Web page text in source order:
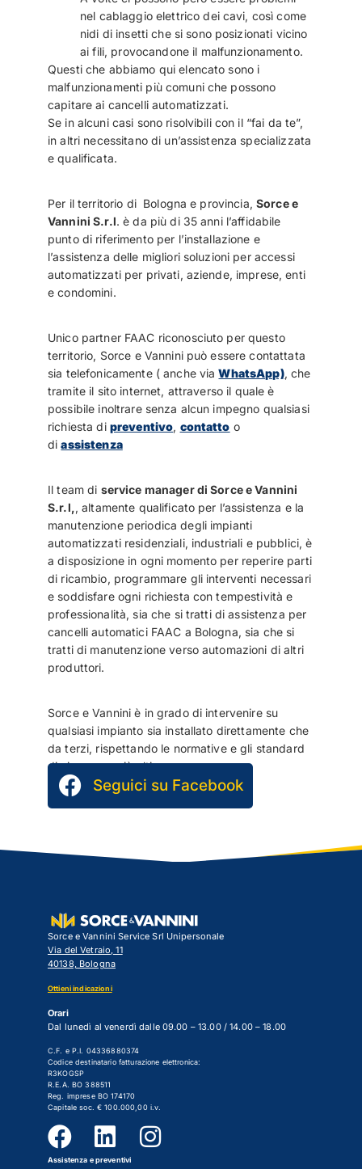
nel cablaggio elettrico dei cavi, così come
nidi di insetti che si sono posizionati vicino
ai fili, provocandone il malfunzionamento.
Questi che abbiamo qui elencato sono i
malfunzionamenti più comuni che possono
capitare ai cancelli automatizzati.
Se in alcuni casi sono risolvibili con il “fai da te”,
in altri necessitano di un’assistenza specializzata
e qualificata.
Per il territorio di Bologna e provincia,Sorce e
Vannini S.r.l. è da più di 35 anni l’affidabile
punto di riferimento per l’installazione e
l’assistenza delle migliori soluzioni per accessi
automatizzati per privati, aziende, imprese, enti
e condomini.
Unico partner FAAC riconosciuto per questo
territorio, Sorce e Vannini può essere contattata
sia telefonicamente ( anche viaWhatsApp), che
tramite il sito internet, attraverso il quale è
possibile inoltrare senza alcun impegno qualsiasi
richiesta di preventivo, contatto o
diassistenza
Il team di service manager di Sorce e Vannini
S.r.l,, altamente qualificato per l’assistenza e la
manutenzione periodica degli impianti
automatizzati residenziali, industriali e pubblici, è
a disposizione in ogni momento per reperire parti
di ricambio, programmare gli interventi necessari
e soddisfare ogni richiesta con tempestività e
professionalità, sia che si tratti di assistenza per
cancelli automatici FAAC a Bologna, sia che si
tratti di manutenzione verso automazioni di altri
produttori.
Sorce e Vannini è in grado di intervenire su
qualsiasi impianto sia installato direttamente che
da terzi, rispettando le normative e gli standard
di sicurezza più alti.
Seguici su Facebook
Sorce e Vannini Service Srl Unipersonale
Via del Vetraio, 11
40138, Bologna
Ottieni indicazioni
Orari
Dal lunedì al venerdì dalle 09.00 – 13.00 / 14.00 – 18.00
C.F. e P.I. 04336880374
Codice destinatario fatturazione elettronica:
R3KOGSP
R.E.A. BO 388511
Reg. imprese BO 174170
Capitale soc. € 100.000,00 i.v.
Assistenza e preventivi